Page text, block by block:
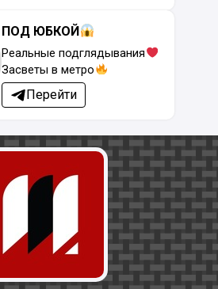
ПОД ЮБКОЙ
Реальные подглядывания
Засветы в метро
Перейти